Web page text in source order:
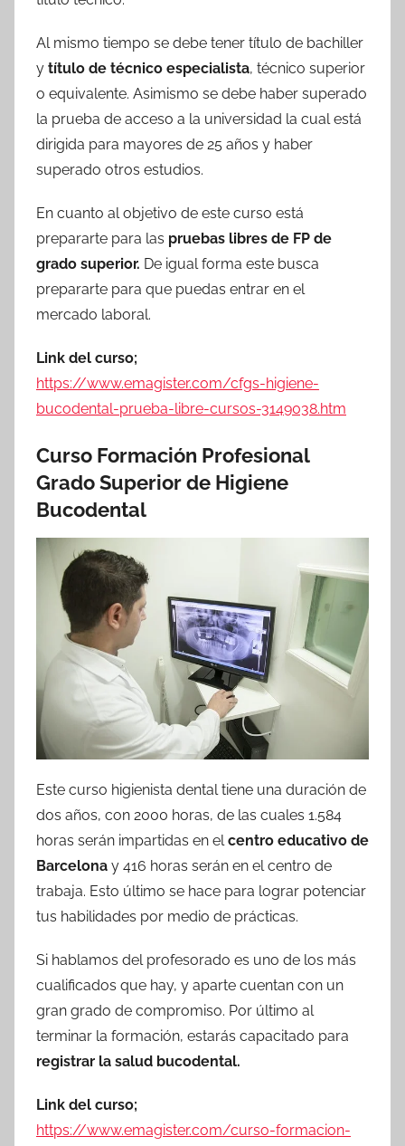
Al mismo tiempo se debe tener título de bachiller
y título de técnico especialista, técnico superior
o equivalente. Asimismo se debe haber superado
la prueba de acceso a la universidad la cual está
dirigida para mayores de 25 años y haber
superado otros estudios.
En cuanto al objetivo de este curso está
prepararte para las pruebas libres de FP de
grado superior. De igual forma este busca
prepararte para que puedas entrar en el
mercado laboral.
Link del curso;
https://www.emagister.com/cfgs-higiene-
bucodental-prueba-libre-cursos-3149038.htm
Curso Formación Profesional
Grado Superior de Higiene
Bucodental
Este curso higienista dental tiene una duración de
dos años, con 2000 horas, de las cuales 1.584
horas serán impartidas en elcentro educativo de
Barcelona y 416 horas serán en el centro de
trabaja. Esto último se hace para lograr potenciar
tus habilidades por medio de prácticas.
Si hablamos del profesorado es uno de los más
cualificados que hay, y aparte cuentan con un
gran grado de compromiso. Por último al
terminar la formación, estarás capacitado para
registrar la salud bucodental.
Link del curso;
https://www.emagister.com/curso-formacion-